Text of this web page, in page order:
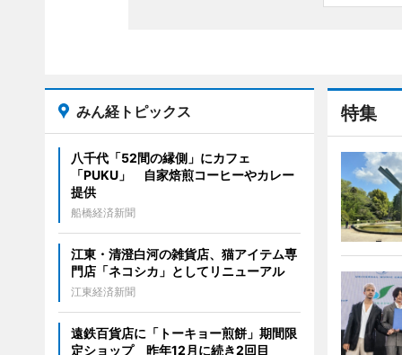
特集
みん経トピックス
八千代「52間の縁側」にカフェ
「PUKU」 自家焙煎コーヒーやカレー
提供
船橋経済新聞
江東・清澄白河の雑貨店、猫アイテム専
門店「ネコシカ」としてリニューアル
江東経済新聞
遠鉄百貨店に「トーキョー煎餅」期間限
定ショップ 昨年12月に続き2回目